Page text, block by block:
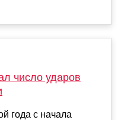
число ударов
года с начала